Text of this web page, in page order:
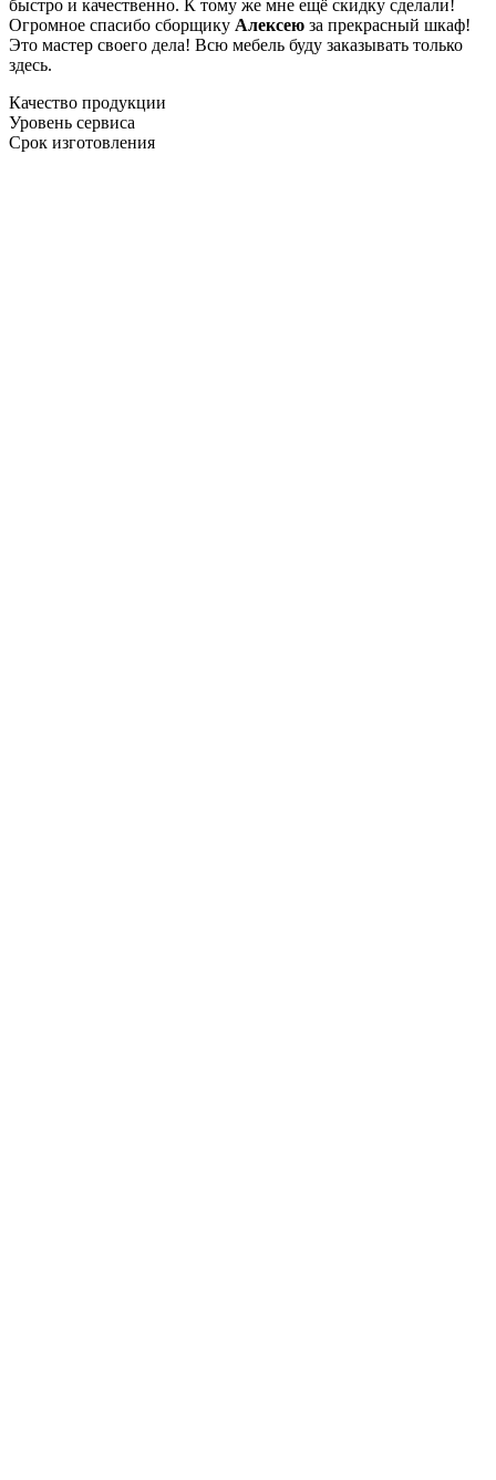
быстро и качественно. К тому же мне ещё скидку сделали!
Огромное спасибо сборщику Алексею за прекрасный шкаф!
Это мастер своего дела! Всю мебель буду заказывать только
здесь.
Качество продукции
Уровень сервиса
Срок изготовления